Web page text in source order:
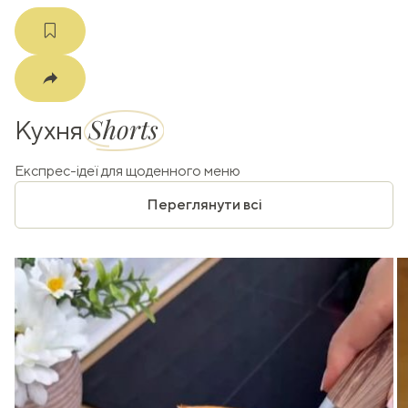
КухняShorts
Експрес-ідеї для щоденного меню
Переглянути всі